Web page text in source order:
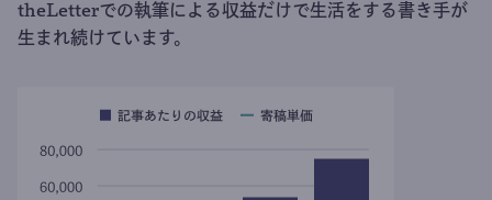
theLetterでの執筆による収益だけで生活をする書き手が
生まれ続けています。